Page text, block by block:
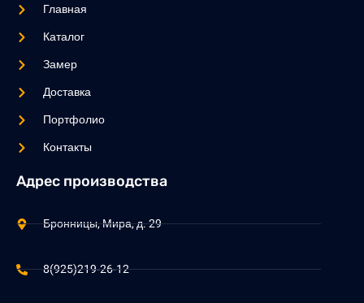
Главная
Каталог
Замер
Доставка
Портфолио
Контакты
Адрес производства
Бронницы, Мира, д. 29
8(925)219-26-12